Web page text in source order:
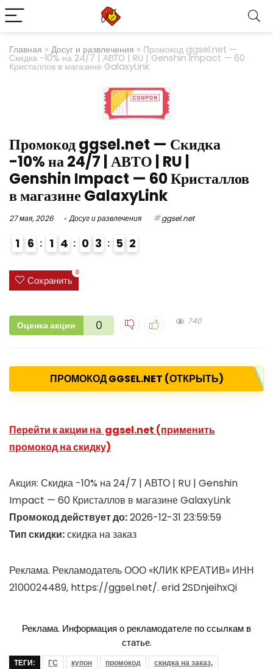
Главная » Досуг и развлечения » Промокод ggsel.net —
Скидка -10% на 24/7 | АВТО | RU | Genshin Impact — 60
Кристаллов в магазине GalaxyLink
Промокод ggsel.net — Скидка
-10% на 24/7 | АВТО | RU |
Genshin Impact — 60 Кристаллов
в магазине GalaxyLink
27 мая, 2026 Досуг и развлечения ggsel.net
1 6 1 4 0 3 5 1
2
Сохранить
0
Оценка акции 0 740
ПРОМОКОД GGSEL.NET (ОТКРЫТЬ)
Перейти к акции на ggsel.net (применить
промокод на скидку)
Акция: Скидка -10% на 24/7 | АВТО | RU | Genshin
Impact — 60 Кристаллов в магазине GalaxyLink
Промокод действует до:2026-12-31 23:59:59
Тип скидки:скидка на заказ
Реклама. Рекламодатель ООО «КЛИК КРЕАТИВ» ИНН
2100024489, https://ggsel.net/. erid 2SDnjeihxQi
Реклама. Информация о рекламодателе по ссылкам в
статье.
ТЕГИ: ГС купон промокод скидка на заказ,